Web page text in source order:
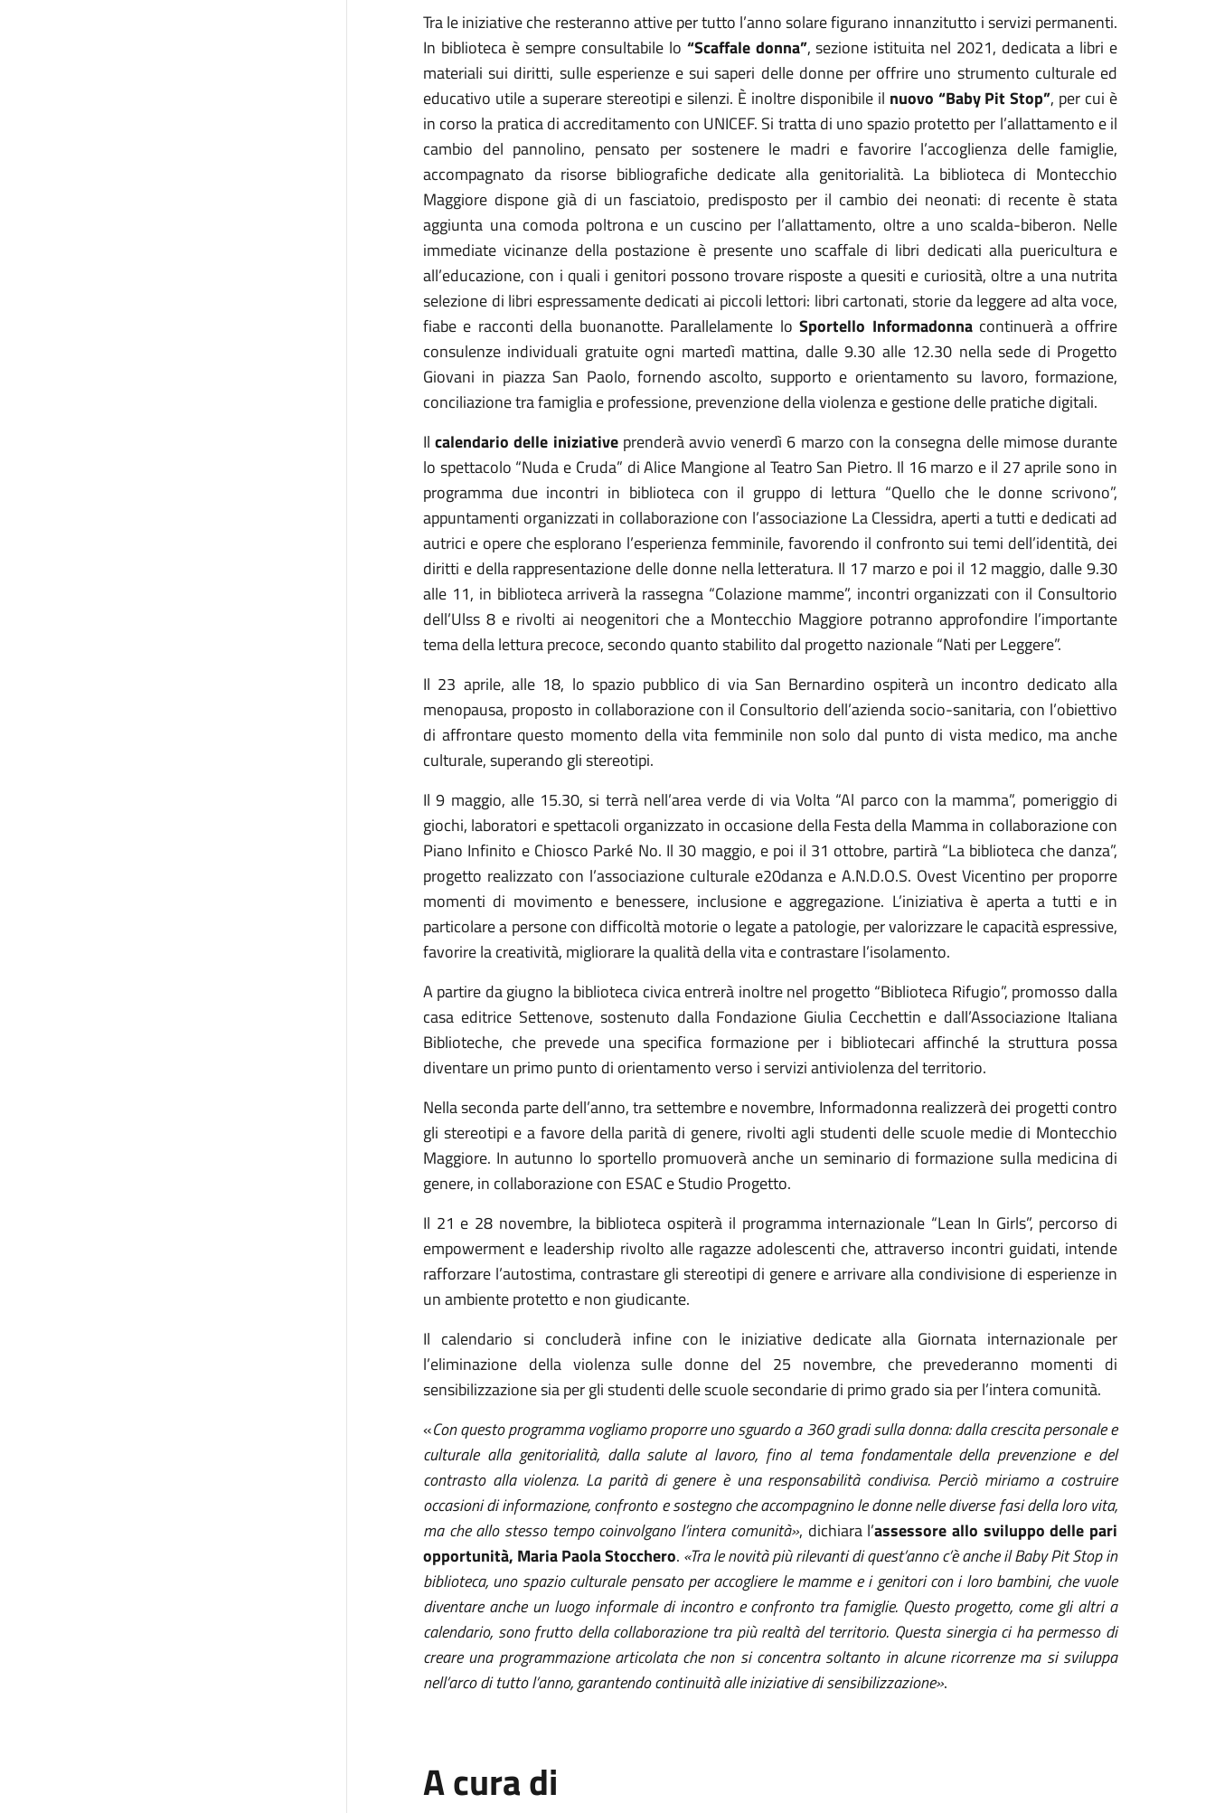
Tra le iniziative che resteranno attive per tutto l’anno solare figurano innanzitutto i servizi permanenti.
In biblioteca è sempre consultabile lo “Scaffale donna”, sezione istituita nel 2021, dedicata a libri e
materiali sui diritti, sulle esperienze e sui saperi delle donne per offrire uno strumento culturale ed
educativo utile a superare stereotipi e silenzi. È inoltre disponibile il nuovo “Baby Pit Stop”, per cui è
in corso la pratica di accreditamento con UNICEF. Si tratta di uno spazio protetto per l’allattamento e il
cambio del pannolino, pensato per sostenere le madri e favorire l’accoglienza delle famiglie,
accompagnato da risorse bibliografiche dedicate alla genitorialità. La biblioteca di Montecchio
Maggiore dispone già di un fasciatoio, predisposto per il cambio dei neonati: di recente è stata
aggiunta una comoda poltrona e un cuscino per l’allattamento, oltre a uno scalda-biberon. Nelle
immediate vicinanze della postazione è presente uno scaffale di libri dedicati alla puericultura e
all’educazione, con i quali i genitori possono trovare risposte a quesiti e curiosità, oltre a una nutrita
selezione di libri espressamente dedicati ai piccoli lettori: libri cartonati, storie da leggere ad alta voce,
fiabe e racconti della buonanotte. Parallelamente lo Sportello Informadonnacontinuerà a offrire
consulenze individuali gratuite ogni martedì mattina, dalle 9.30 alle 12.30 nella sede di Progetto
Giovani in piazza San Paolo, fornendo ascolto, supporto e orientamento su lavoro, formazione,
conciliazione tra famiglia e professione, prevenzione della violenza e gestione delle pratiche digitali.
Il calendario delle iniziativeprenderà avvio venerdì 6 marzo con la consegna delle mimose durante
lo spettacolo “Nuda e Cruda” di Alice Mangione al Teatro San Pietro. Il 16 marzo e il 27 aprile sono in
programma due incontri in biblioteca con il gruppo di lettura “Quello che le donne scrivono”,
appuntamenti organizzati in collaborazione con l’associazione La Clessidra, aperti a tutti e dedicati ad
autrici e opere che esplorano l’esperienza femminile, favorendo il confronto sui temi dell’identità, dei
diritti e della rappresentazione delle donne nella letteratura. Il 17 marzo e poi il 12 maggio, dalle 9.30
alle 11, in biblioteca arriverà la rassegna “Colazione mamme”, incontri organizzati con il Consultorio
dell’Ulss 8 e rivolti ai neogenitori che a Montecchio Maggiore potranno approfondire l’importante
tema della lettura precoce, secondo quanto stabilito dal progetto nazionale “Nati per Leggere”.
Il 23 aprile, alle 18, lo spazio pubblico di via San Bernardino ospiterà un incontro dedicato alla
menopausa, proposto in collaborazione con il Consultorio dell’azienda socio-sanitaria, con l’obiettivo
di affrontare questo momento della vita femminile non solo dal punto di vista medico, ma anche
culturale, superando gli stereotipi.
Il 9 maggio, alle 15.30, si terrà nell’area verde di via Volta “Al parco con la mamma”, pomeriggio di
giochi, laboratori e spettacoli organizzato in occasione della Festa della Mamma in collaborazione con
Piano Infinito e Chiosco Parké No. Il 30 maggio, e poi il 31 ottobre, partirà “La biblioteca che danza”,
progetto realizzato con l’associazione culturale e20danza e A.N.D.O.S. Ovest Vicentino per proporre
momenti di movimento e benessere, inclusione e aggregazione. L’iniziativa è aperta a tutti e in
particolare a persone con difficoltà motorie o legate a patologie, per valorizzare le capacità espressive,
favorire la creatività, migliorare la qualità della vita e contrastare l’isolamento.
A partire da giugno la biblioteca civica entrerà inoltre nel progetto “Biblioteca Rifugio”, promosso dalla
casa editrice Settenove, sostenuto dalla Fondazione Giulia Cecchettin e dall’Associazione Italiana
Biblioteche, che prevede una specifica formazione per i bibliotecari affinché la struttura possa
diventare un primo punto di orientamento verso i servizi antiviolenza del territorio.
Nella seconda parte dell’anno, tra settembre e novembre, Informadonna realizzerà dei progetti contro
gli stereotipi e a favore della parità di genere, rivolti agli studenti delle scuole medie di Montecchio
Maggiore. In autunno lo sportello promuoverà anche un seminario di formazione sulla medicina di
genere, in collaborazione con ESAC e Studio Progetto.
Il 21 e 28 novembre, la biblioteca ospiterà il programma internazionale “Lean In Girls”, percorso di
empowerment e leadership rivolto alle ragazze adolescenti che, attraverso incontri guidati, intende
rafforzare l’autostima, contrastare gli stereotipi di genere e arrivare alla condivisione di esperienze in
un ambiente protetto e non giudicante.
Il calendario si concluderà infine con le iniziative dedicate alla Giornata internazionale per
l’eliminazione della violenza sulle donne del 25 novembre, che prevederanno momenti di
sensibilizzazione sia per gli studenti delle scuole secondarie di primo grado sia per l’intera comunità.
«Con questo programma vogliamo proporre uno sguardo a 360 gradi sulla donna: dalla crescita personale e
culturale alla genitorialità, dalla salute al lavoro, fino al tema fondamentale della prevenzione e del
contrasto alla violenza. La parità di genere è una responsabilità condivisa. Perciò miriamo a costruire
occasioni di informazione, confronto e sostegno che accompagnino le donne nelle diverse fasi della loro vita,
ma che allo stesso tempo coinvolgano l’intera comunità», dichiara l’assessore allo sviluppo delle pari
opportunità, Maria Paola Stocchero. «Tra le novità più rilevanti di quest’anno c’è anche il Baby Pit Stop in
biblioteca, uno spazio culturale pensato per accogliere le mamme e i genitori con i loro bambini, che vuole
diventare anche un luogo informale di incontro e confronto tra famiglie. Questo progetto, come gli altri a
calendario, sono frutto della collaborazione tra più realtà del territorio. Questa sinergia ci ha permesso di
creare una programmazione articolata che non si concentra soltanto in alcune ricorrenze ma si sviluppa
nell’arco di tutto l’anno, garantendo continuità alle iniziative di sensibilizzazione».
A cura di